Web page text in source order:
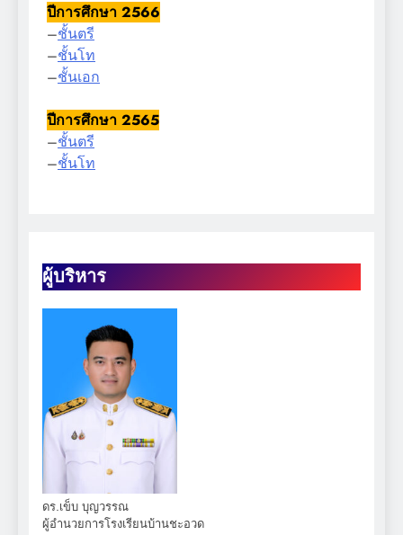
ผู้บริหาร
ดร.เข็บ บุญวรรณ
ผู้อำนวยการโรงเรียนบ้านชะอวด
ปีการศึกษา 2566
–ชั้นตรี
–ชั้นโท
–ชั้นเอก
ปีการศึกษา 2565
–ชั้นตรี
–ชั้นโท